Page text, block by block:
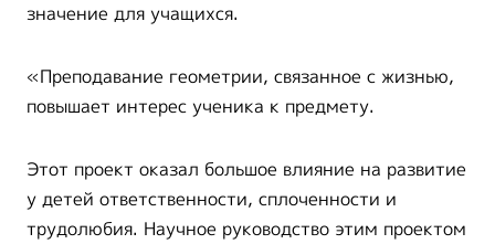
значение для учащихся.
«Преподавание геометрии, связанное с жизнью,
повышает интерес ученика к предмету.
Этот проект оказал большое влияние на развитие
у детей ответственности, сплоченности и
трудолюбия. Научное руководство этим проектом